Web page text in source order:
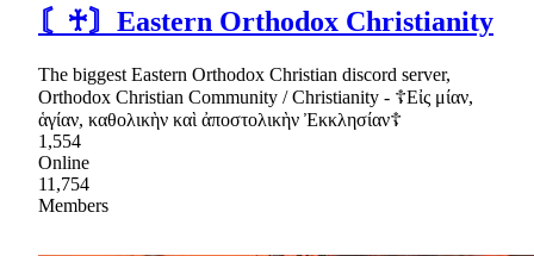
〘♰〙Eastern Orthodox Christianity
The biggest Eastern Orthodox Christian discord server,
Orthodox Christian Community / Christianity - ☦Εἰς μίαν,
ἁγίαν, καθολικὴν καὶ ἀποστολικὴν Ἐκκλησίαν☦
1,554
Online
11,754
Members